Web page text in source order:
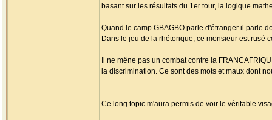
basant sur les résultats du 1er tour, la logique
Quand le camp GBAGBO parle d'étranger il parle
Dans le jeu de la rhétorique, ce monsieur est rusé
Il ne mêne pas un combat contre la
la discrimination. Ce sont des mots et maux dont
Ce long topic m'aura permis de voir le véritable